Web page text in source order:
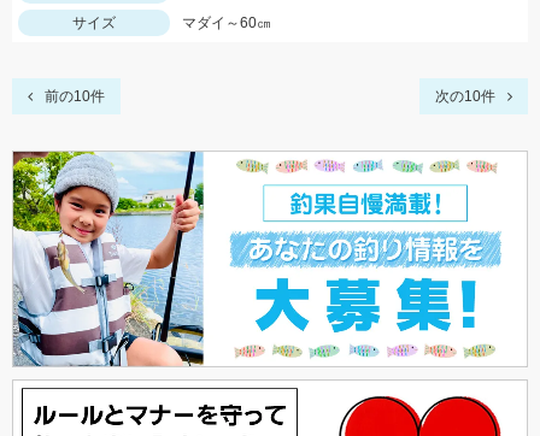
サイズ
マダイ～60㎝
前の10件 次の10件